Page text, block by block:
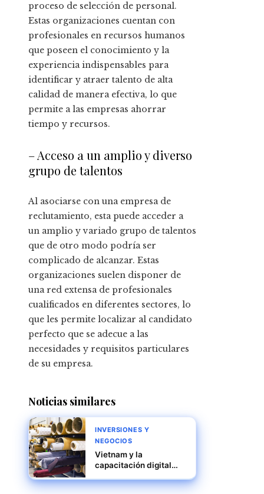
proceso de selección de personal.
Estas organizaciones cuentan con
profesionales en recursos humanos
que poseen el conocimiento y la
experiencia indispensables para
identificar y atraer talento de alta
calidad de manera efectiva, lo que
permite a las empresas ahorrar
tiempo y recursos.
– Acceso a un amplio y diverso
grupo de talentos
Al asociarse con una empresa de
reclutamiento, esta puede acceder a
un amplio y variado grupo de talentos
que de otro modo podría ser
complicado de alcanzar. Estas
organizaciones suelen disponer de
una red extensa de profesionales
cualificados en diferentes sectores, lo
que les permite localizar al candidato
perfecto que se adecue a las
necesidades y requisitos particulares
de su empresa.
Noticias similares
INVERSIONES Y
NEGOCIOS
Vietnam y la
capacitación digital
industrial sostenible